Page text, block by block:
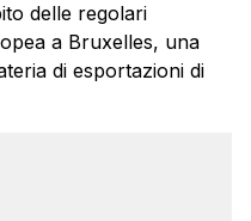
delle regolari
a Bruxelles, una
di esportazioni di